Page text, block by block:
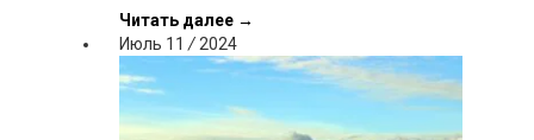
Читать далее →
Июль 11 / 2024